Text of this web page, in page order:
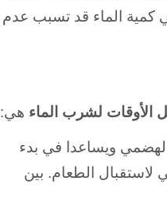
كمية الماء قد تسبب عدم
الأوقات لشرب الماء هي:
الهضمي ويساعدا في بدء
الهضمي لاستقبال الطعام. بين